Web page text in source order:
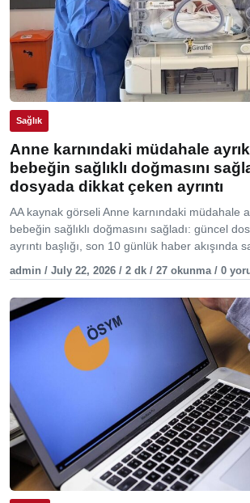
Sağlık
Anne karnındaki müdahale
bebeğin sağlıklı doğmasını
dosyada dikkat çeken ayrıntı
AA kaynak görseli Anne karnındaki müdahale
bebeğin sağlıklı doğmasını sağladı: güncel
ayrıntı başlığı, son 10 günlük haber akışında
admin / July 22, 2026 / 2 dk / 27 okunma / 0